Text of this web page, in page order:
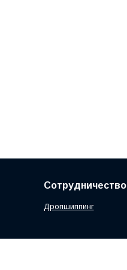
Сотрудничество
Дропшиппинг